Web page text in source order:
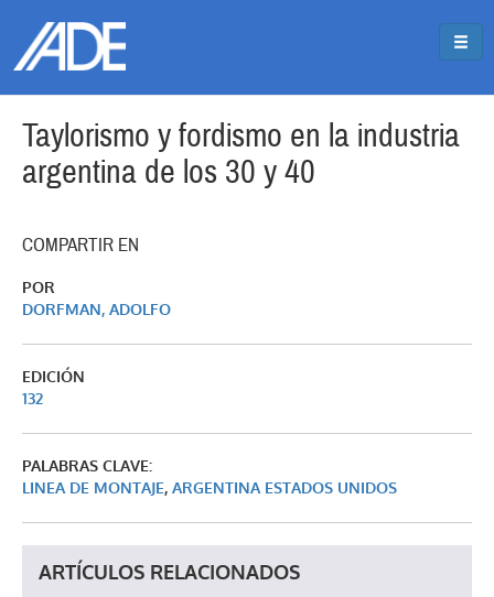
Taylorismo y fordismo en la industria
argentina de los 30 y 40
COMPARTIR EN
POR
DORFMAN, ADOLFO
EDICIÓN
132
PALABRAS CLAVE:
LINEA DE MONTAJE, ARGENTINA ESTADOS UNIDOS
ARTÍCULOS RELACIONADOS